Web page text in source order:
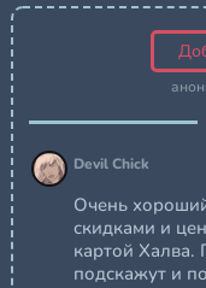
оптовых партнеров.
розничную fashion-
существующий
помощь и поддержку
Devil Chick
Очень
скидками и
картой Халва.
подскажут и